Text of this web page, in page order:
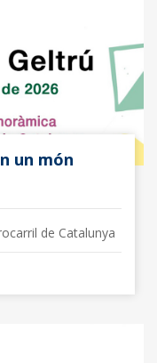
un món
de Catalunya